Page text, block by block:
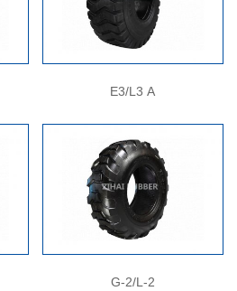
E3/L3 A
G-2/L-2